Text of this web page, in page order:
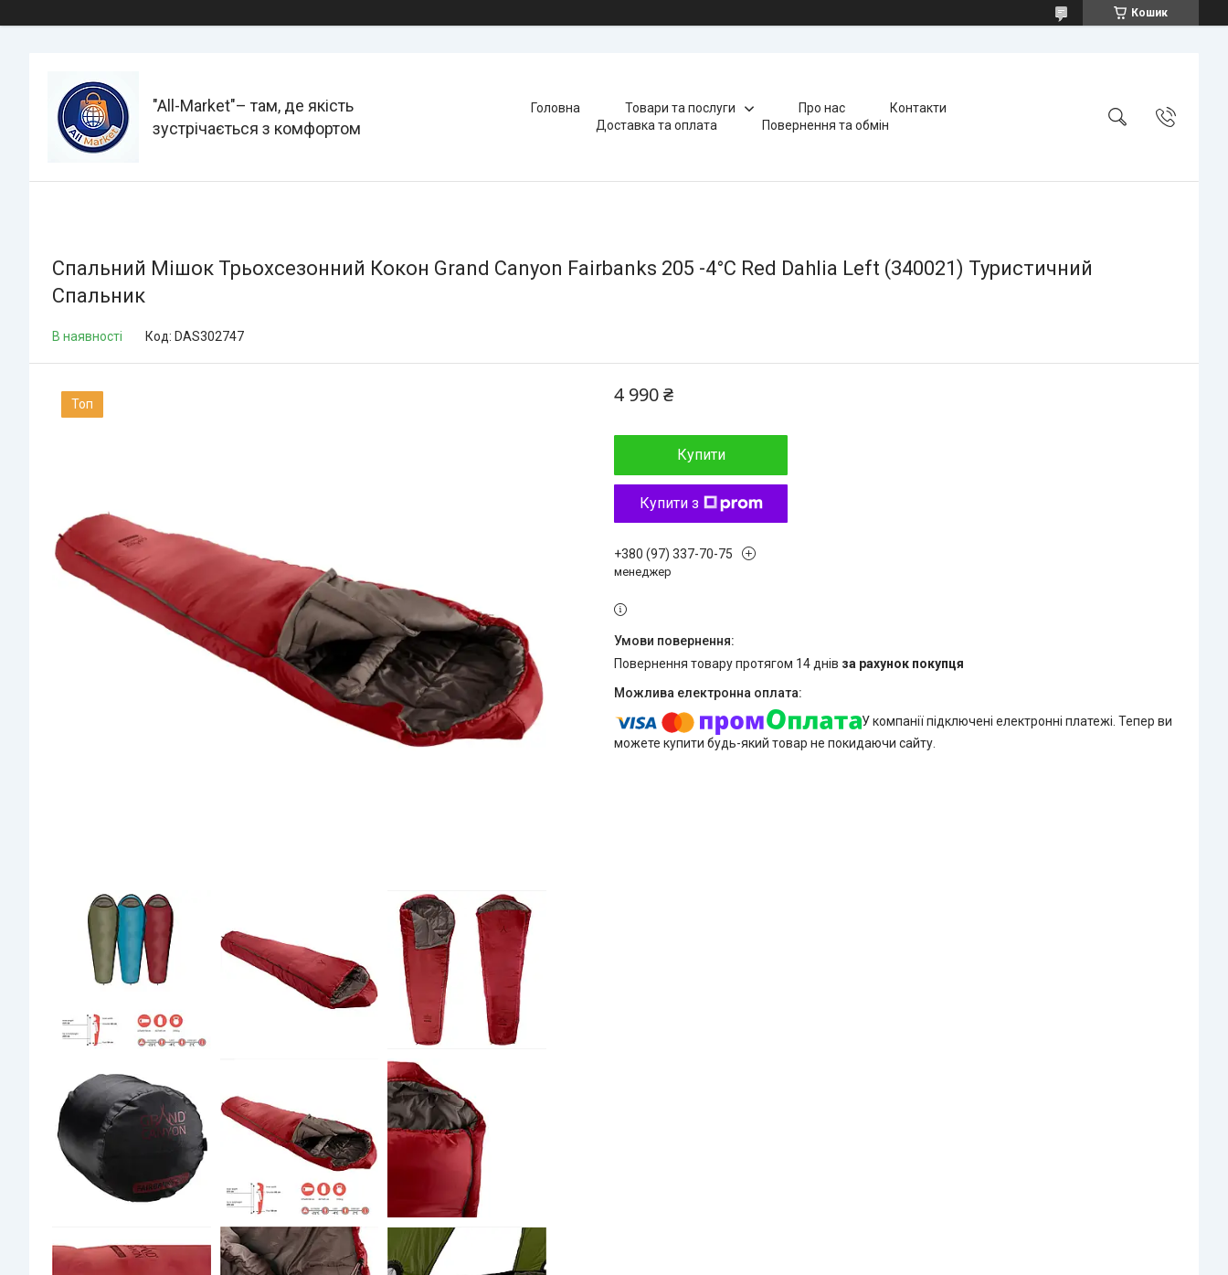
Кошик
"All-Мarket"– там, де якість
зустрічається з комфортом
Головна Товари та послуги Про нас
Контакти
Доставка та оплата
Повернення та обмін
Спальний Мішок Трьохсезонний Кокон Grand Canyon Fairbanks 205 -4°C Red Dahlia Left (340021) Туристичний
Спальник
В наявності Код: DAS302747
Топ 4 990 ₴
Купити
Купити з
+380 (97) 337-70-75
менеджер
повернення товару протягом 14 днів за рахунок покупця
У компанії підключені електронні платежі. Тепер ви
можете купити будь-який товар не покидаючи сайту.